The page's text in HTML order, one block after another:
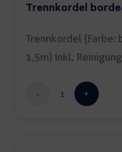
Trennkordel
Trennkordel (Farbe:
1,5m) inkl. Reinigung
Trennkordel
bordeauxrot